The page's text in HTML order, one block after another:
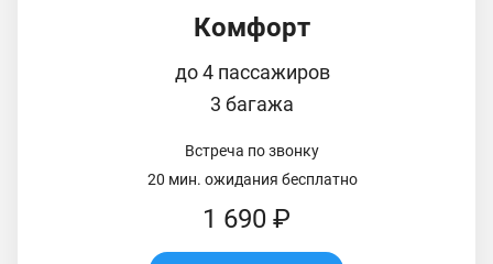
Комфорт
до 4 пассажиров
3 багажа
Встреча по звонку
20 мин. ожидания бесплатно
1 690 ₽